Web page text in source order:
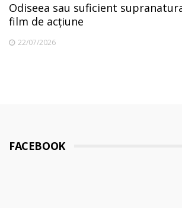
Odiseea sau suficient
film de acțiune
22/07/2026
FACEBOOK